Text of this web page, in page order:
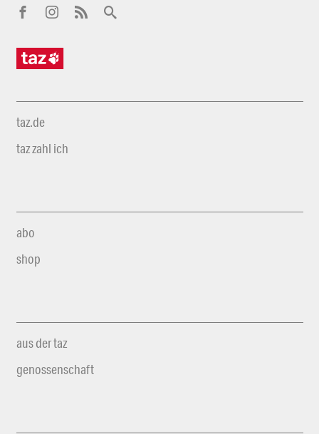
taz.de
taz zahl ich
abo
shop
aus der taz
genossenschaft